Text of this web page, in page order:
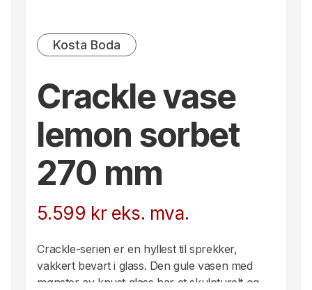
Kosta Boda
Crackle vase
lemon sorbet
270 mm
5.599 kr eks. mva.
Crackle-serien er en hyllest til sprekker,
vakkert bevart i glass. Den gule vasen med
mønster av knust glass har et skulpturelt og